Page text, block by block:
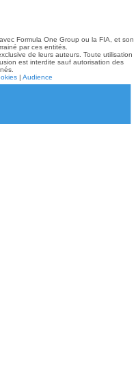
Formula One Group ou la FIA, et son
par ces entités.
de leurs auteurs. Toute utilisation
est interdite sauf autorisation des
| Audience